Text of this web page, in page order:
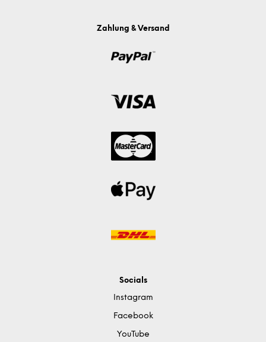
Zahlung & Versand
Socials
Instagram
Facebook
YouTube